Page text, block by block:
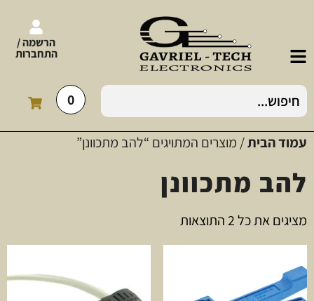
הרשמה /
התחברות
0
עמוד הבית/ מוצרים המתויגים “להב מתכוונן”
להב מתכוונן
מציגים את כל ⁦2⁩ התוצאות